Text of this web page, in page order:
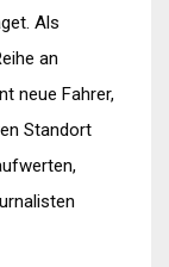
Als
an
neue Fahrer,
Standort